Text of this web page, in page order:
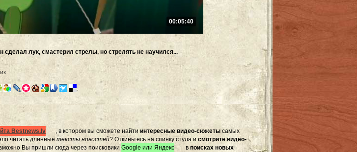
00:05:40
сделал лук, смастерил стрелы, но стрелять не научился...
Bestnews.lv , в котором вы сможете найти интересные видео-сюжеты самых
читать длинные тексты новостей? Откиньтесь на спинку стула и смотрите видео-
Вы пришли сюда через поисковики Google или Яндекс в поисках новых